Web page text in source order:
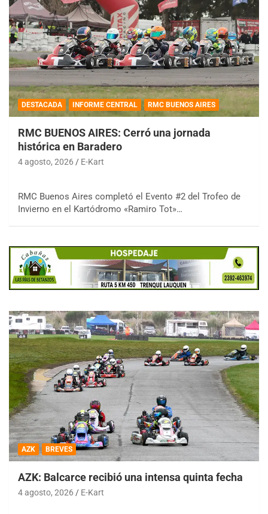
DESTACADA INFORME CENTRAL RMC BUENOS AIRES
RMC BUENOS AIRES: Cerró una jornada
histórica en Baradero
4 agosto, 2026 E-Kart
RMC Buenos Aires completó el Evento #2 del Trofeo de
Invierno en el Kartódromo «Ramiro Tot»…
AZK BREVES
AZK: Balcarce recibió una intensa quinta fecha
4 agosto, 2026 E-Kart